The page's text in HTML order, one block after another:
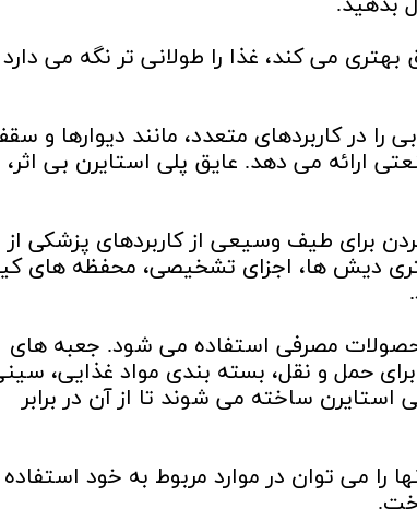
می کند، غذا را طولانی تر نگه می
در کاربردهای متعدد، مانند دیوارها و
ارائه می دهد. عایق پلی استایرن بی اثر،
برای طیف وسیعی از کاربردهای پزشکی از
دیش ها، اجزای تشخیصی، محفظه های
مصرفی استفاده می شود. جعبه های
حمل و نقل، بسته بندی مواد غذایی،
ساخته می شوند تا از آن در برابر
را می توان در موارد مربوط به خود استفاده